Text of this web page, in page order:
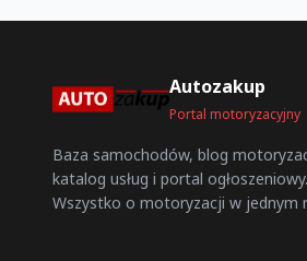
Autozakup
Portal motoryzacyjny
Baza samochodów, blog
katalog usług i portal ogłoszeniowy.
Wszystko o motoryzacji w jednym